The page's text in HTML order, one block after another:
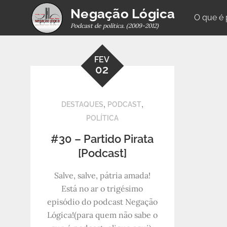
Negação Lógica
Podcast de política. (2009-2012)
O que é
FEV
02
DESTAQUES, PODCAST,
POLÍTICA
#30 – Partido Pirata
[Podcast]
Salve, salve, pátria amada!
Está no ar o trigésimo
episódio do podcast Negação
Lógica!(para quem não sabe o